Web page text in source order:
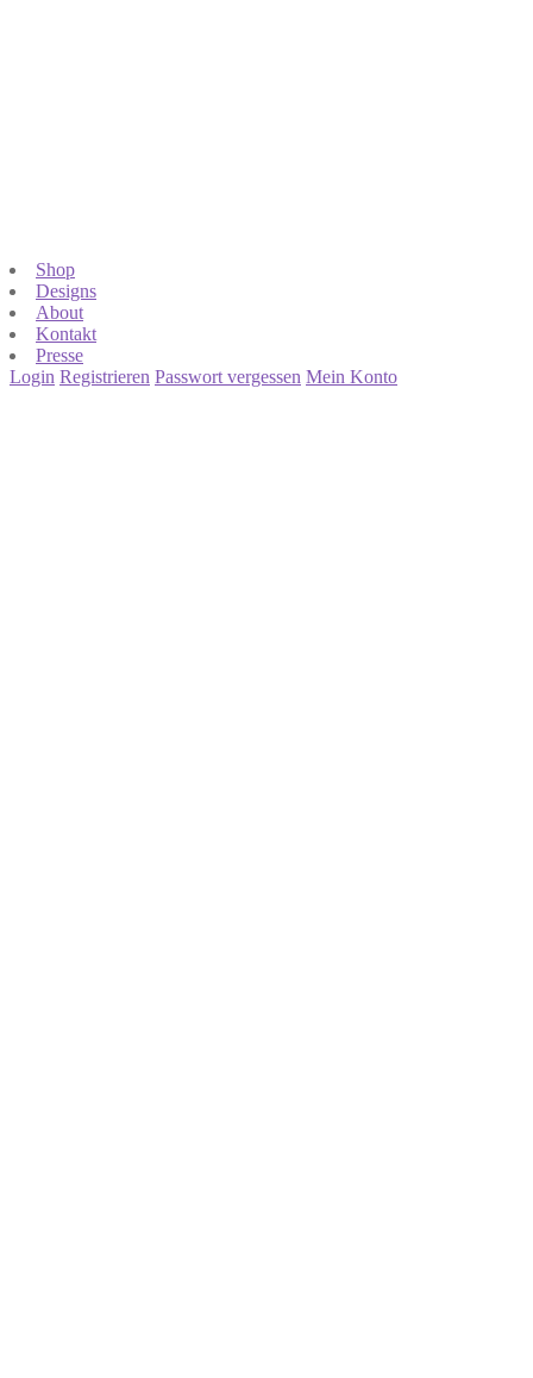
Shop
Designs
About
Kontakt
Presse
Login Registrieren Passwort vergessen Mein Konto